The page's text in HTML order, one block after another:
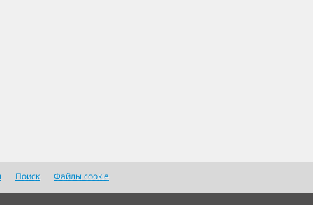
Поиск Файлы cookie